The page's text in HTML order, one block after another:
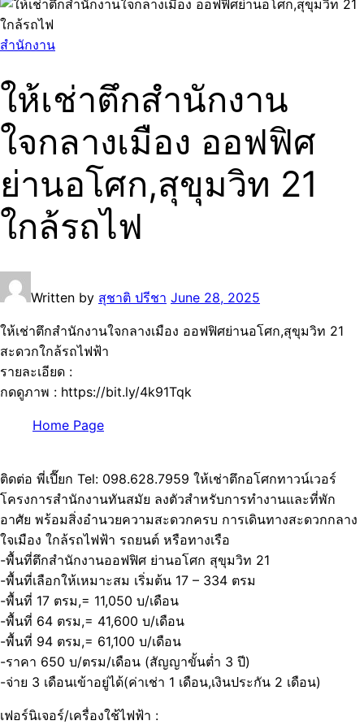
สำนักงาน
ให้เช่าตึกสำนักงาน
ใจกลางเมือง ออฟฟิศ
ย่านอโศก,สุขุมวิท 21
ใกล้รถไฟ
Written by สุชาติ ปรีชา June 28, 2025
ให้เช่าตึกสำนักงานใจกลางเมือง ออฟฟิศย่านอโศก,สุขุมวิท 21
สะดวกใกล้รถไฟฟ้า
รายละเอียด :
กดดูภาพ : https://bit.ly/4k91Tqk
Home Page
ติดต่อ พี่เปี๊ยก Tel: 098.628.7959 ให้เช่าตึกอโศกทาวน์เวอร์
โครงการสำนักงานทันสมัย ลงตัวสำหรับการทำงานและที่พัก
อาศัย พร้อมสิ่งอำนวยความสะดวกครบ การเดินทางสะดวกกลาง
ใจเมือง ใกล้รถไฟฟ้า รถยนต์ หรือทางเรือ
-พื้นที่ตึกสำนักงานออฟฟิศ ย่านอโศก สุขุมวิท 21
-พื้นที่เลือกให้เหมาะสม เริ่มต้น 17 – 334 ตรม
-พื้นที่ 17 ตรม,= 11,050 บ/เดือน
-พื้นที่ 64 ตรม,= 41,600 บ/เดือน
-พื้นที่ 94 ตรม,= 61,100 บ/เดือน
-ราคา 650 บ/ตรม/เดือน (สัญญาขั้นต่ำ 3 ปี)
-จ่าย 3 เดือนเข้าอยู่ได้(ค่าเช่า 1 เดือน,เงินประกัน 2 เดือน)
เฟอร์นิเจอร์/เครื่องใช้ไฟฟ้า :